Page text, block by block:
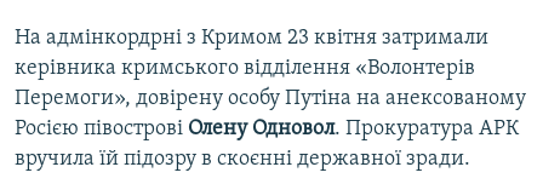
На адмінкордрні з Кримом 23 квітня затримали
керівника кримського відділення «Волонтерів
Перемоги», довірену особу Путіна на анексованому
Росією півострові Олену Одновол. Прокуратура АРК
вручила їй підозру в скоєнні державної зради.